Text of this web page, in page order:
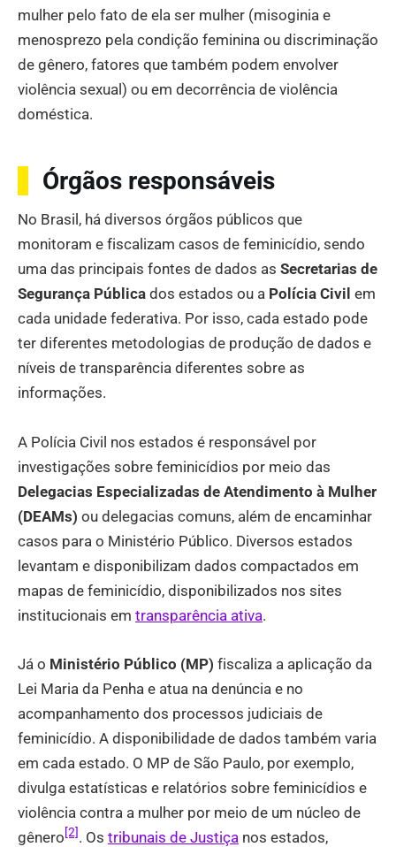
mulher pelo fato de ela ser mulher (misoginia e
menosprezo pela condição feminina ou discriminação
de gênero, fatores que também podem envolver
violência sexual) ou em decorrência de violência
doméstica.
Órgãos responsáveis
No Brasil, há diversos órgãos públicos que
monitoram e fiscalizam casos de feminicídio, sendo
uma das principais fontes de dados as Secretarias de
Segurança Pública dos estados ou a Polícia Civil em
cada unidade federativa. Por isso, cada estado pode
ter diferentes metodologias de produção de dados e
níveis de transparência diferentes sobre as
informações.
A Polícia Civil nos estados é responsável por
investigações sobre feminicídios por meio das
Delegacias Especializadas de Atendimento à Mulher
(DEAMs) ou delegacias comuns, além de encaminhar
casos para o Ministério Público. Diversos estados
levantam e disponibilizam dados compactados em
mapas de feminicídio, disponibilizados nos sites
institucionais em transparência ativa.
Já o Ministério Público (MP) fiscaliza a aplicação da
Lei Maria da Penha e atua na denúncia e no
acompanhamento dos processos judiciais de
feminicídio. A disponibilidade de dados também varia
em cada estado. O MP de São Paulo, por exemplo,
divulga estatísticas e relatórios sobre feminicídios e
violência contra a mulher por meio de um núcleo de
gênero[2]. Os tribunais de Justiça nos estados,